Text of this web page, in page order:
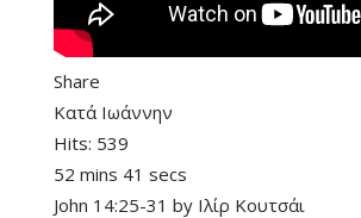
Share
Κατά Ιωάννην
Hits: 539
52 mins 41 secs
John 14:25-31 by Ιλίρ Κουτσάι